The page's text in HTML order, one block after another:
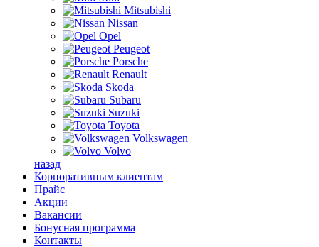
Mitsubishi
Nissan
Opel
Peugeot
Porsche
Renault
Skoda
Subaru
Suzuki
Toyota
Volkswagen
Volvo
назад
Корпоративным клиентам
Прайс
Акции
Вакансии
Бонусная программа
Контакты